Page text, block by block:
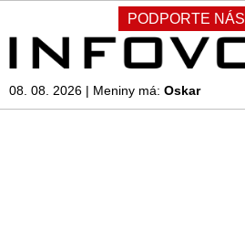
PODPORTE NÁS
08. 08. 2026 | Meniny má: Oskar